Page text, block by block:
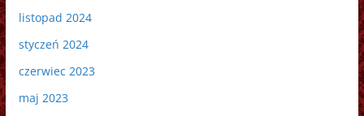
listopad 2024
styczeń 2024
czerwiec 2023
maj 2023